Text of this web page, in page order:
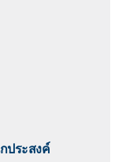
ประสงค์